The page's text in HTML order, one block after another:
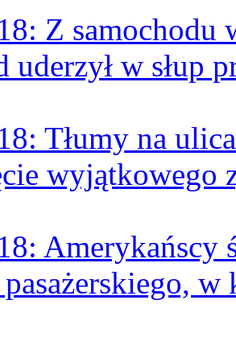
: Z samochodu
uderzył w słup
: Tłumy na
wyjątkowego
: Amerykańscy